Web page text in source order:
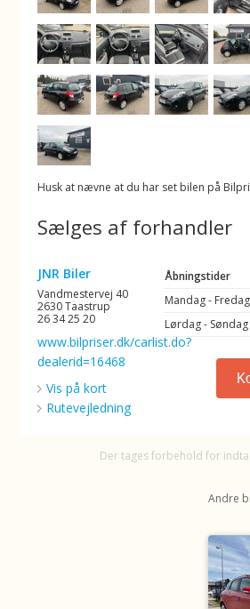
Husk at nævne at du har set bilen på
Sælges af forhandler
JNR Biler
Vandmestervej 40
2630 Taastrup
26 34 25 20
www.bilpriser.dk/carlist.do?
dealerid=16468
Vis på kort
Rutevejledning
Åbningstider
Mandag - Fredag
Lørdag - Søndag
Der tages forbehold for
Andre